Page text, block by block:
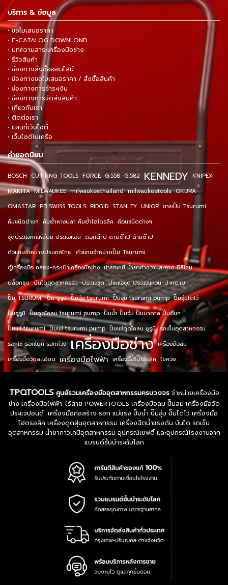
บริการ & ข้อมูล
• ขอใบเสนอราคา
• E-CATALOG DOWNLOND
• บทความสาระเครื่องมือช่าง
• รีวิวสินค้า
• ช่องทางสั่งซื้อออนไลน์
• ช่องทางขอใบเสนอราคา / สั่งซื้อสินค้า
• ช่องทางการชำระเงิน
• ช่องทางการจัดส่งสินค้า
• เกี่ยวกับเรา
• ติดต่อเรา
• แผนที่เว็บไซต์
• เว็บไซต์ในเครือ
คำยอดนิยม
BOSCH CUTTING TOOLS FORCE G.558 G.582 KENNEDY KNIPEX
MAKITA MILWAUKEE milwaukeethailand milwaukeetools OKURA
OMASTAR PB SWISS TOOLS RIDGID STANLEY UNIOR ขายปั๊ม Tsurumi
คีมชนิดต่างๆ คีมย้ำหางปลา คีมย้ำไฮโดรลิค ค้อนชนิดต่างๆ
ชุดประแจหกเหลี่ยม ประแจแอล ดอกต๊าป ดายต๊าป ด้ามต๊าป
ตัวแทนจำหน่ายประเทศไทย ตัวแทนจำหน่ายปั๊ม Tsurumi
ตู้เครื่องมือ กล่อง-กระเป๋าเครื่องมือช่าง น้ำยาเคมี น้ำยาทำความสะอาด ซิลิโคน
บล็อกชุด บันไดอุตสาหกรรม ประแจชุด ประแจชุด ประแจแหวน-ปากตาย
ปั๊ม TSURUMI ปั๊ม ซูรูมิ ปั๊มจุ่ม tsurumi ปั๊มจุ่ม tsurumi pump ปั๊มจุ่มไดโว่
ปั๊มซูรูมิ ปั๊มดูดโคลน tsurumi pump ปั๊มน้ำ ปั๊มจุ่ม ปั๊มบาดาล ปั๊มอื่นๆ
ปั๊มแช่ tsurumi ปั๊มแช่ tsurumi pump ปั๊มแช่ดูดโคลน ซูรูมิ รถเข็นอุตสาหกรรม
รอกโซ่ รอกโยก รอกถ่วง เครื่องมือช่าง เครื่องมือลม
เครื่องมือวัดละเอียด เครื่องมือไฟฟ้า เครื่องมือไฮโดรลิค ไขควง
TPQTOOLS ศูนย์รวมเครื่องมืออุตสาหกรรมครบวงจรจำหน่ายเครื่องมือ
ช่าง เครื่องมือไฟฟ้า-ไร้สาย POWERTOOLS เครื่องมือลม ปั๊มลม เครื่องมือวัด
ประแจปอนด์ เครื่องมือก่อสร้าง รอก แม่แรง ปั๊มน้ำ ปั๊มจุ่ม ปั๊มไดโว่ เครื่องมือ
ไฮดรอลิค เครื่องดูดฝุ่นอุตสาหกรรม เครื่องฉีดน้ำแรงดัน บันได รถเข็น
อุตสาหกรรม น้ำยากาวเคมีอุตสาหกรรม อุปกรณ์เซฟตี้ และอุปกรณ์โรงงานจาก
แบรนด์ชั้นนำระดับโลก